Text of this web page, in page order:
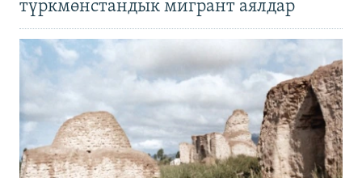
түркмөнстандык мигрант аялдар